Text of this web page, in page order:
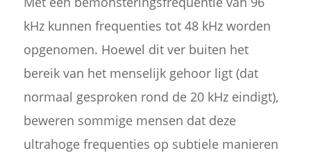
kHz kunnen frequenties tot 48 kHz worden
opgenomen. Hoewel dit ver buiten het
bereik van het menselijk gehoor ligt (dat
normaal gesproken rond de 20 kHz eindigt),
beweren sommige mensen dat deze
ultrahoge frequenties op subtiele manieren